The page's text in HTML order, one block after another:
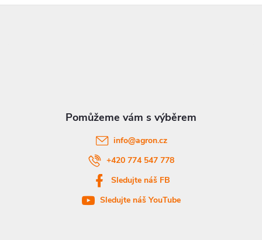
info@agron.cz
+420 774 547 778
Sledujte náš FB
Sledujte náš YouTube